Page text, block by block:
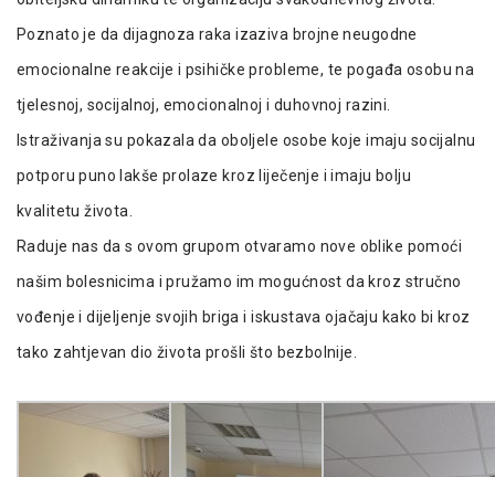
Poznato je da dijagnoza raka izaziva brojne neugodne
emocionalne reakcije i psihičke probleme, te pogađa osobu na
tjelesnoj, socijalnoj, emocionalnoj i duhovnoj razini.
Istraživanja su pokazala da oboljele osobe koje imaju socijalnu
potporu puno lakše prolaze kroz liječenje i imaju bolju
kvalitetu života.
Raduje nas da s ovom grupom otvaramo nove oblike pomoći
našim bolesnicima i pružamo im mogućnost da kroz stručno
vođenje i dijeljenje svojih briga i iskustava ojačaju kako bi kroz
tako zahtjevan dio života prošli što bezbolnije.